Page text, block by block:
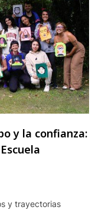
y la confianza:
y trayectorias